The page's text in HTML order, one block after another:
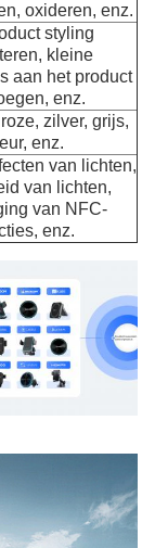
oxideren, enz.
styling
kleine
aan het product
enz.
zilver, grijs,
enz.
van lichten,
van lichten,
van NFC-
enz.